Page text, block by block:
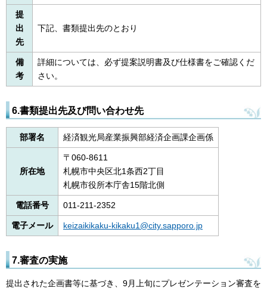
提
出
先
下記、書類提出先のとおり
備
考
詳細については、必ず提案説明書及び仕様書をご確認くだ
さい。
6.書類提出先及び問い合わせ先
部署名 経済観光局産業振興部経済企画課企画係
所在地
〒060-8611
札幌市中央区北1条西2丁目
札幌市役所本庁舎15階北側
電話番号 011-211-2352
電子メール keizaikikaku-kikaku1@city.sapporo.jp
7.審査の実施
提出された企画書等に基づき、9月上旬にプレゼンテーション審査を